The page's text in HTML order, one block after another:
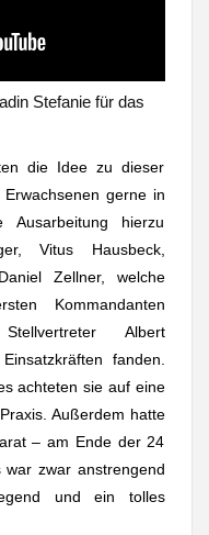
Stefanie für das
die Idee zu dieser
gerne in
hierzu
Vitus Hausbeck,
Zellner, welche
Kommandanten
Albert
fanden.
achteten sie auf eine
Außerdem hatte
– am Ende der 24
zwar anstrengend
und ein tolles